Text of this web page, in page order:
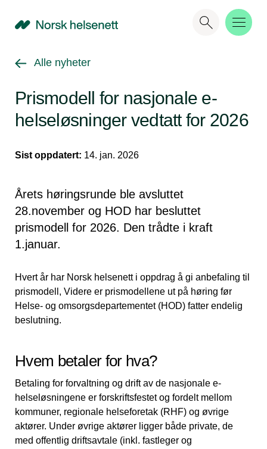
NHN
Gå tilbake til
Alle nyheter
Prismodell for nasjonale e-
helseløsninger vedtatt for 2026
Sist oppdatert: 14. jan. 2026
Årets høringsrunde ble avsluttet
28.november og HOD har besluttet
prismodell for 2026. Den trådte i kraft
1.januar.
Hvert år har Norsk helsenett i oppdrag å gi anbefaling til
prismodell, Videre er prismodellene ut på høring før
Helse- og omsorgsdepartementet (HOD) fatter endelig
beslutning.
Hvem betaler for hva?
Betaling for forvaltning og drift av de nasjonale e-
helseløsningene er forskriftsfestet og fordelt mellom
kommuner, regionale helseforetak (RHF) og øvrige
aktører. Under øvrige aktører ligger både private, de
med offentlig driftsavtale (inkl. fastleger og